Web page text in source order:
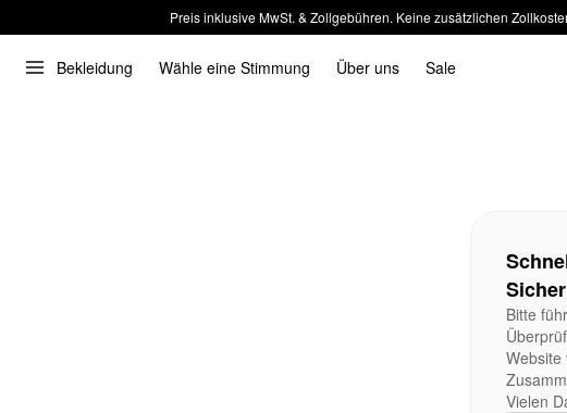
Preis inklusive MwSt. & Zollgebühren. Keine zusätzlichen
Bekleidung Wähle eine Stimmung Über uns Sale
Bitte
Website
Vielen